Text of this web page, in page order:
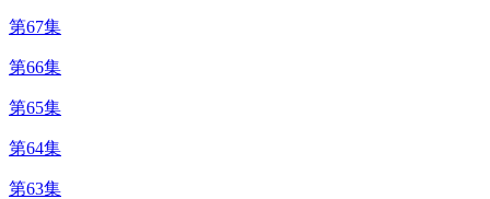
第67集
第66集
第65集
第64集
第63集